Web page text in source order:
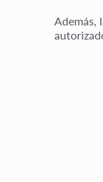
Además,